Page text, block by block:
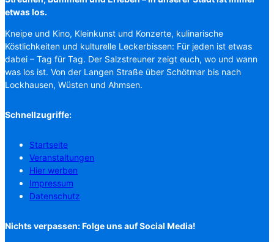
etwas los.
Kneipe und Kino, Kleinkunst und Konzerte, kulinarische
Köstlichkeiten und kulturelle Leckerbissen: Für jeden ist etwas
dabei – Tag für Tag. Der Salzstreuner zeigt euch, wo und wann
was los ist. Von der Langen Straße über Schötmar bis nach
Lockhausen, Wüsten und Ahmsen.
Schnellzugriffe:
Startseite
Veranstaltungen
Hier werben
Impressum
Datenschutz
Nichts verpassen: Folge uns auf Social Media!